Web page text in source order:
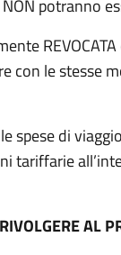
potranno
con le stesse
spese di
tariffarie
AL